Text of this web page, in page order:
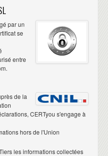
par un
se
entre
de la
CERTyou s'engage à
hors de l'Union
les informations collectées